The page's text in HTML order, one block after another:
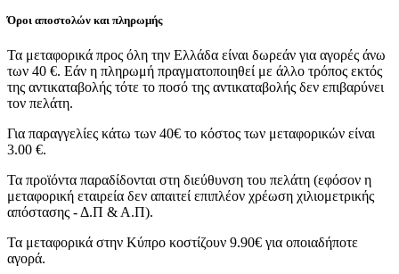
Όροι αποστολών και πληρωμής
Τα μεταφορικά προς όλη την Ελλάδα είναι δωρεάν για αγορές άνω
των 40 €. Εάν η πληρωμή πραγματοποιηθεί με άλλο τρόπος εκτός
της αντικαταβολής τότε το ποσό της αντικαταβολής δεν επιβαρύνει
τον πελάτη.
Για παραγγελίες κάτω των 40€ το κόστος των μεταφορικών είναι
3.00 €.
Τα προϊόντα παραδίδονται στη διεύθυνση του πελάτη (εφόσον η
μεταφορική εταιρεία δεν απαιτεί επιπλέον χρέωση χιλιομετρικής
απόστασης - Δ.Π & Α.Π).
Τα μεταφορικά στην Κύπρο κοστίζουν 9.90€ για οποιαδήποτε
αγορά.